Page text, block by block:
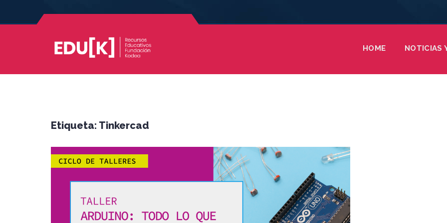
HOME NOTICIAS
Etiqueta: Tinkercad